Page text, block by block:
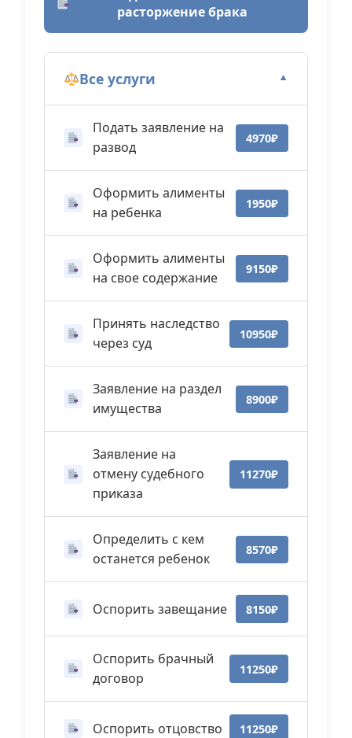
расторжение брака
Все услуги ▼
Подать заявление на
развод
4970₽
Оформить алименты
на ребенка
1950₽
Оформить алименты
на свое содержание
9150₽
Принять наследство
через суд
10950₽
Заявление на раздел
имущества
8900₽
Заявление на
отмену судебного
приказа
11270₽
Определить с кем
останется ребенок
8570₽
Оспорить завещание 8150₽
Оспорить брачный
договор
11250₽
Оспорить отцовство 11250₽